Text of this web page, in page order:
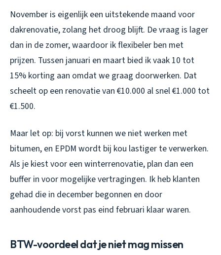
November is eigenlijk een uitstekende maand voor
dakrenovatie, zolang het droog blijft. De vraag is lager
dan in de zomer, waardoor ik flexibeler ben met
prijzen. Tussen januari en maart bied ik vaak 10 tot
15% korting aan omdat we graag doorwerken. Dat
scheelt op een renovatie van €10.000 al snel €1.000 tot
€1.500.
Maar let op: bij vorst kunnen we niet werken met
bitumen, en EPDM wordt bij kou lastiger te verwerken.
Als je kiest voor een winterrenovatie, plan dan een
buffer in voor mogelijke vertragingen. Ik heb klanten
gehad die in december begonnen en door
aanhoudende vorst pas eind februari klaar waren.
BTW-voordeel dat je niet mag missen